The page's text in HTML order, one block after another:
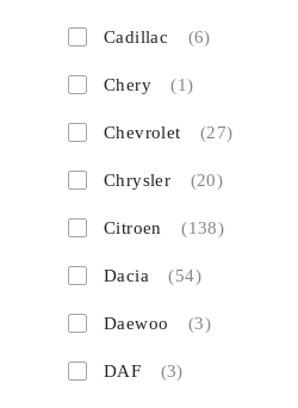
Cadillac (6)
Chery (1)
Chevrolet (27)
Chrysler (20)
Citroen (138)
Dacia (54)
Daewoo (3)
DAF (3)